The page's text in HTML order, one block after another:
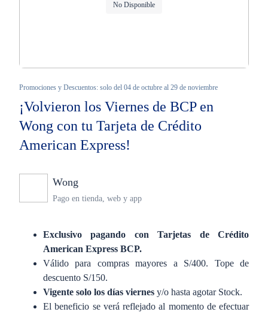
No Disponible
Promociones y Descuentos: solo del 04 de octubre al 29 de noviembre
¡Volvieron los Viernes de BCP en
Wong con tu Tarjeta de Crédito
American Express!
Wong
Pago en tienda, web y app
Exclusivo pagando con Tarjetas de Crédito
American Express BCP.
Válido para compras mayores a S/400. Tope de
descuento S/150.
Vigente solo los días viernes y/o hasta agotar Stock.
El beneficio se verá reflejado al momento de efectuar